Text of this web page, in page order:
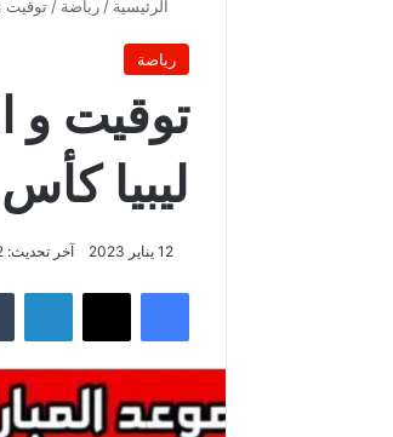
الرئيسية / رياضة / توقيت و
رياضة
توقيت و
ليبيا كأس
12 يناير 2023 آخر تحديث: 12 يناير 2023
فيسبوك ‫X